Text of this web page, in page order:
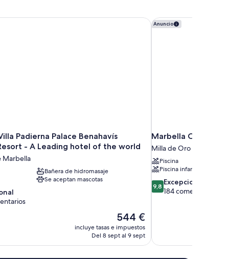
Padierna Palace Benahavís
- A Leading hotel of the world
Marbella
Bañera de hidromasaje
Se aceptan mascotas
El
precio
actual
544 €
incluye tasas e impuestos
Del 8 sept al 9 sept
Padierna Palace Benahavís Marbella Resort - A Leading
Anuncio
Marbella Club
Milla de Oro
Piscina
Piscina infantil
9.8
sobre
9,8 Excepcional
184 comentarios
Marbella Club Hotel